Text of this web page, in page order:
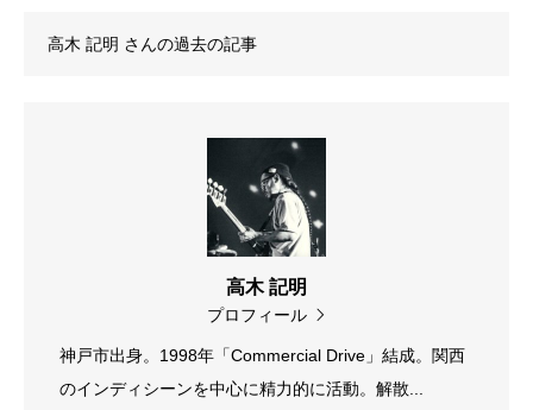
高木 記明 さんの過去の記事
高木 記明
プロフィール
神戸市出身。1998年「Commercial Drive」結成。関西
のインディシーンを中心に精力的に活動。解散...